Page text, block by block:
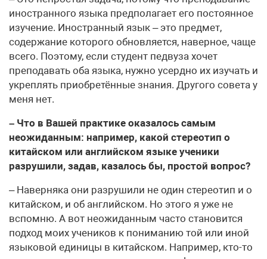
иностранного языка предполагает его постоянное
изучение. Иностранный язык – это предмет,
содержание которого обновляется, наверное, чаще
всего. Поэтому, если студент педвуза хочет
преподавать оба языка, нужно усердно их изучать и
укреплять приобретённые знания. Другого совета у
меня нет.
– Что в Вашей практике оказалось самым
неожиданным: например, какой стереотип о
китайском или английском языке ученики
разрушили, задав, казалось бы, простой вопрос?
– Наверняка они разрушили не один стереотип и о
китайском, и об английском. Но этого я уже не
вспомню. А вот неожиданным часто становится
подход моих учеников к пониманию той или иной
языковой единицы в китайском. Например, кто-то